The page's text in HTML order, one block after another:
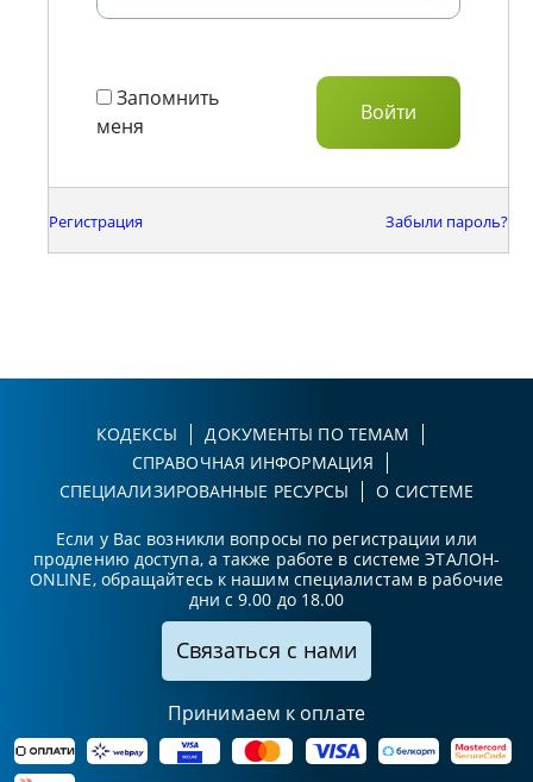
Запомнить
меня
Регистрация Забыли пароль?
КОДЕКСЫ
ДОКУМЕНТЫ ПО ТЕМАМ
СПРАВОЧНАЯ ИНФОРМАЦИЯ
СПЕЦИАЛИЗИРОВАННЫЕ РЕСУРСЫ
О СИСТЕМЕ
Если у Вас возникли вопросы по регистрации или
продлению доступа, а также работе в системе ЭТАЛОН-
ONLINE, обращайтесь к нашим специалистам в рабочие
дни с 9.00 до 18.00
Связаться с нами
Принимаем к оплате